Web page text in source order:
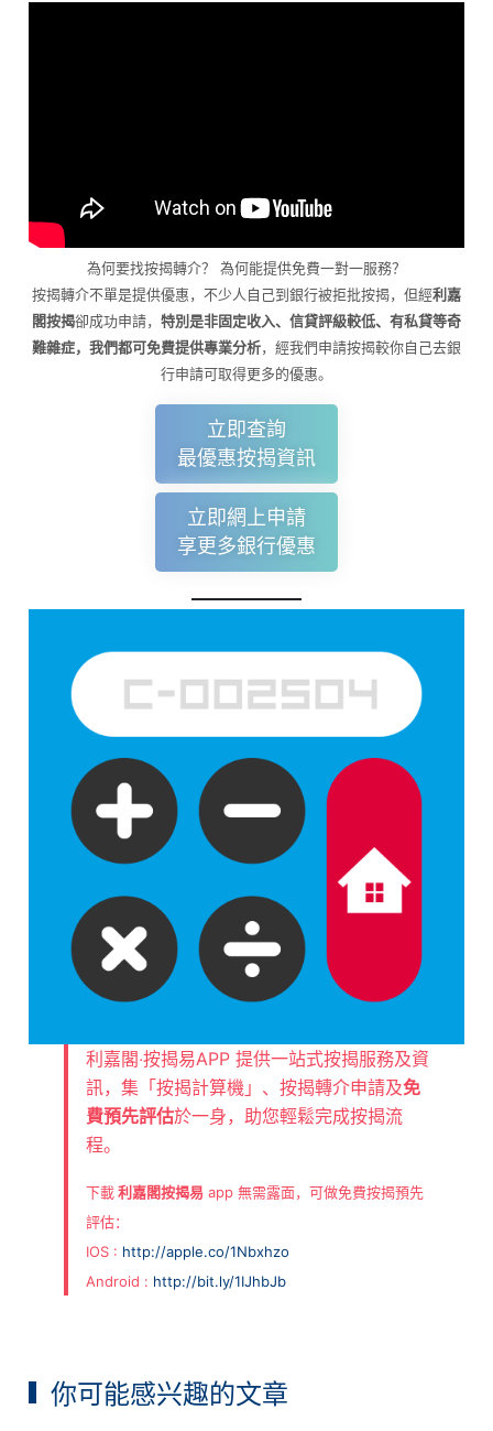
為何要找按揭轉介？ 為何能提供免費一對一服務？
按揭轉介不單是提供優惠，不少人自己到銀行被拒批按揭，但經利嘉
閣按揭卻成功申請， 特別是非固定收入、信貸評級較低、有私貸等奇
難雜症，我們都可免費提供專業分析，經我們申請按揭較你自己去銀
行申請可取得更多的優惠。
立即查詢
最優惠按揭資訊
立即網上申請
享更多銀行優惠
利嘉閣‧按揭易APP 提供一站式按揭服務及資
訊，集「按揭計算機」、按揭轉介申請及免
費預先評估於一身，助您輕鬆完成按揭流
程。
下載利嘉閣按揭易app 無需露面，可做免費按揭預先
評估：
IOS : http://apple.co/1Nbxhzo
Android : http://bit.ly/1IJhbJb
你可能感兴趣的文章